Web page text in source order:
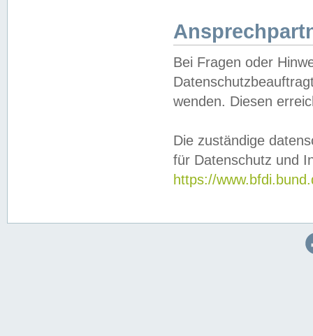
Bei Fragen oder
wenden. Diesen
Die zuständige
für Datenschutz und
https://